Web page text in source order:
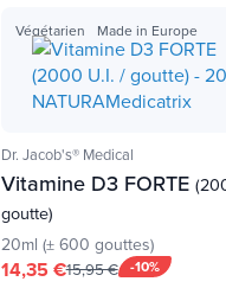
Végétarien Made in Europe
Dr. Jacob's® Medical
Vitamine D3 FORTE
goutte)
20ml (± 600 gouttes)
-10%
14,35 €15,95 €